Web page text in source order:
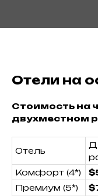
Отели на
Стоимость на
двухместном
Отель
Комфорт (4*)
Премиум (5*)
+7
я даю согласие на
персональных
политикой
любые